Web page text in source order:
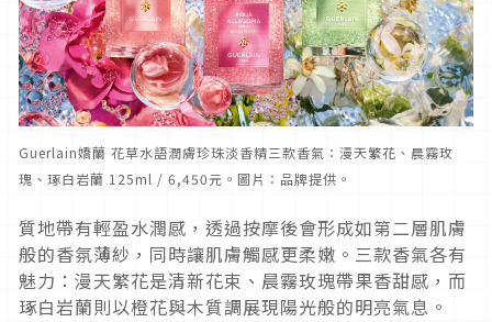
Guerlain嬌蘭 花草水語潤膚珍珠淡香精三款香氣：漫天繁花、晨霧玫
瑰、琢白岩蘭 125ml / 6,450元。圖片：品牌提供。
質地帶有輕盈水潤感，透過按摩後會形成如第二層肌膚
般的香氛薄紗，同時讓肌膚觸感更柔嫩。三款香氣各有
魅力：漫天繁花是清新花束、晨霧玫瑰帶果香甜感，而
琢白岩蘭則以橙花與木質調展現陽光般的明亮氣息。